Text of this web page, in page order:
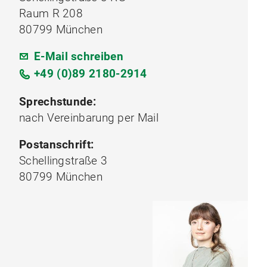
Raum R 208
80799 München
E-Mail schreiben
+49 (0)89 2180-2914
Sprechstunde:
nach Vereinbarung per Mail
Postanschrift:
Schellingstraße 3
80799 München